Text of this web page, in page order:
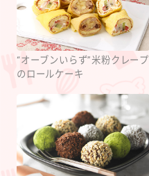
“オーブンいらず”米粉クレープ
のロールケーキ